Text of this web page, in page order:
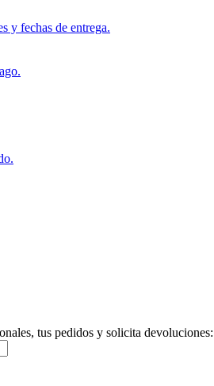
y fechas de entrega.
tus pedidos y solicita devoluciones: